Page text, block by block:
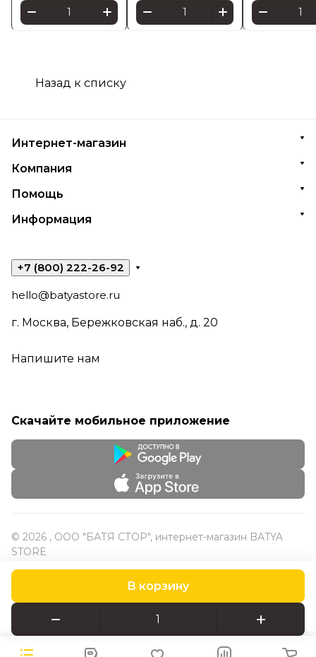
В корзину
Назад к списку
Интернет-магазин
Компания
Помощь
Информация
+7 (800) 222-26-92
hello@batyastore.ru
г. Москва, Бережковская наб., д. 20
Напишите нам
Скачайте мобильное приложение
© 2026 , ООО "БАТЯ СТОР", интернет-магазин BATYA
STORE
Конфиденциальность Оферта